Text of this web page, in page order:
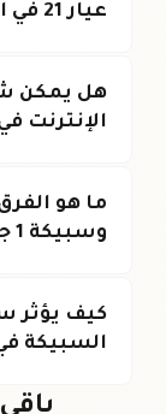
عيار 21 في الولايات المتحدة؟
الإنترنت
وسبيكة 1 جرام عيار 24؟
كيف يؤثر
السبيكة